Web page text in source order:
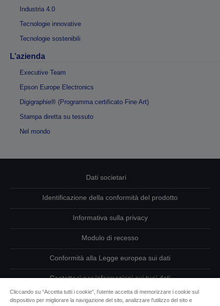
Industria 4.0
Tecnologie innovative
Tecnologie sostenibili
L’azienda
Executive Team
Epson Europe Electronics
Digigraphie® (Programma certificato Fine Art)
Stampa diretta su tessuto
Nel mondo
Dati societari
Identificazione della conformità del prodotto
Informativa sulla privacy
Modulo di recesso
Conformità alla Legge europea sui dati
Contattaci per informazioni sui tuoi dati
Informazioni sui cookie
Cliccando su “Accetta tutti i cookie”, l'utente accetta di memorizzare i cookie sul
dispositivo per migliorare la navigazione del sito, analizzare l'utilizzo del sito e